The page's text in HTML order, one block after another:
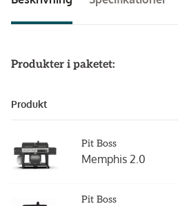
Produkter i paketet:
Produkt
Pit Boss
Memphis 2.0
Pit Boss